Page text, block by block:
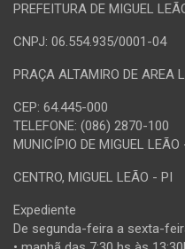
PREFEITURA DE MIGUEL
CNPJ: 06.554.935/0001-04
PRAÇA ALTAMIRO DE AREA
CEP: 64.445-000
TELEFONE: (086) 2870-100
MUNICÍPIO DE MIGUEL LEÃO
CENTRO, MIGUEL LEÃO - PI
Expediente
De segunda-feira a sexta-